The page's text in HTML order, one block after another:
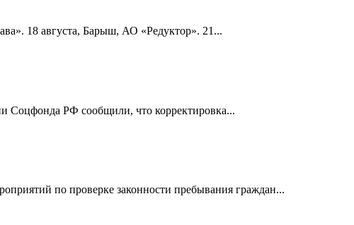
18 августа, Барыш, АО «Редуктор». 21...
Соцфонда РФ сообщили, что корректировка...
по проверке законности пребывания граждан...